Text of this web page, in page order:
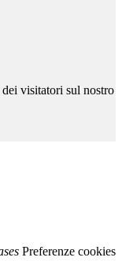
visitatori sul nostro
Preferenze cookies